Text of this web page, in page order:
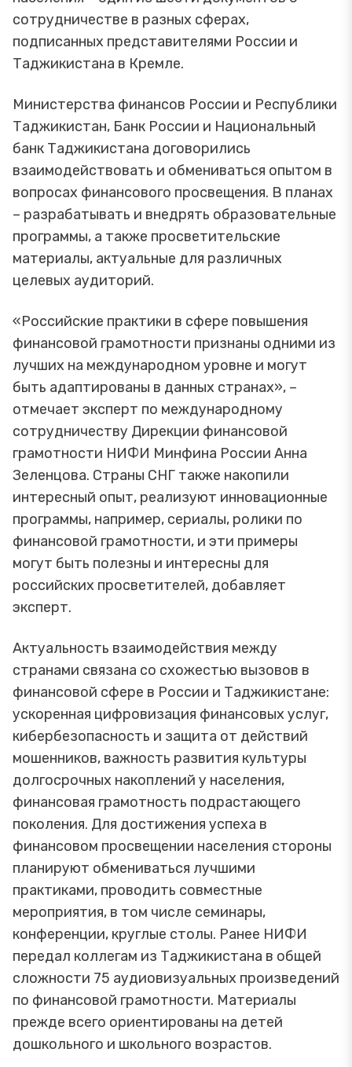
сотрудничестве в разных сферах,
подписанных представителями России и
Таджикистана в Кремле.
Министерства финансов России и Республики
Таджикистан, Банк России и Национальный
банк Таджикистана договорились
взаимодействовать и обмениваться опытом в
вопросах финансового просвещения. В планах
– разрабатывать и внедрять образовательные
программы, а также просветительские
материалы, актуальные для различных
целевых аудиторий.
«Российские практики в сфере повышения
финансовой грамотности признаны одними из
лучших на международном уровне и могут
быть адаптированы в данных странах», –
отмечает эксперт по международному
сотрудничеству Дирекции финансовой
грамотности НИФИ Минфина России Анна
Зеленцова. Страны СНГ также накопили
интересный опыт, реализуют инновационные
программы, например, сериалы, ролики по
финансовой грамотности, и эти примеры
могут быть полезны и интересны для
российских просветителей, добавляет
эксперт.
Актуальность взаимодействия между
странами связана со схожестью вызовов в
финансовой сфере в России и Таджикистане:
ускоренная цифровизация финансовых услуг,
кибербезопасность и защита от действий
мошенников, важность развития культуры
долгосрочных накоплений у населения,
финансовая грамотность подрастающего
поколения. Для достижения успеха в
финансовом просвещении населения стороны
планируют обмениваться лучшими
практиками, проводить совместные
мероприятия, в том числе семинары,
конференции, круглые столы. Ранее НИФИ
передал коллегам из Таджикистана в общей
сложности 75 аудиовизуальных произведений
по финансовой грамотности. Материалы
прежде всего ориентированы на детей
дошкольного и школьного возрастов.